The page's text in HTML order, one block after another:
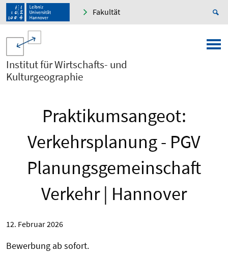
Fakultät
Institut für Wirtschafts- und
Kulturgeographie
Praktikumsangeot:
Verkehrsplanung - PGV
Planungsgemeinschaft
Verkehr | Hannover
12. Februar 2026
Bewerbung ab sofort.